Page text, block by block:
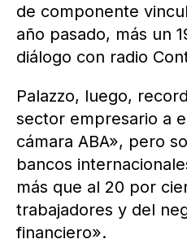
de componente
año pasado, más un
diálogo con radio
Palazzo, luego,
sector empresario a
cámara ABA», pero
bancos
más que al 20 por
trabajadores y del
financiero».